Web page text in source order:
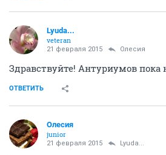
Lyuda...
veteran
21 февраля 2015 Олесия
Здравствуйте! Антуриумов пока
ОТВЕТИТЬ
Олесия
junior
21 февраля 2015 Lyuda...